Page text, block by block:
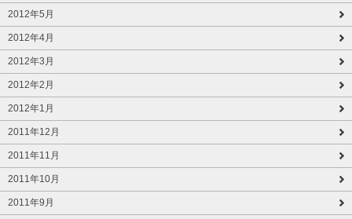
2012年5月
2012年4月
2012年3月
2012年2月
2012年1月
2011年12月
2011年11月
2011年10月
2011年9月